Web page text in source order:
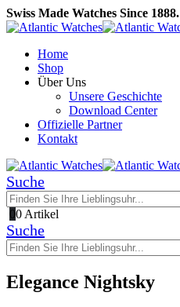
Swiss Made Watches Since 1888.
Home
Shop
Über Uns
Unsere Geschichte
Download Center
Offizielle Partner
Kontakt
Suche
00 Artikel
Suche
Elegance Nightsky